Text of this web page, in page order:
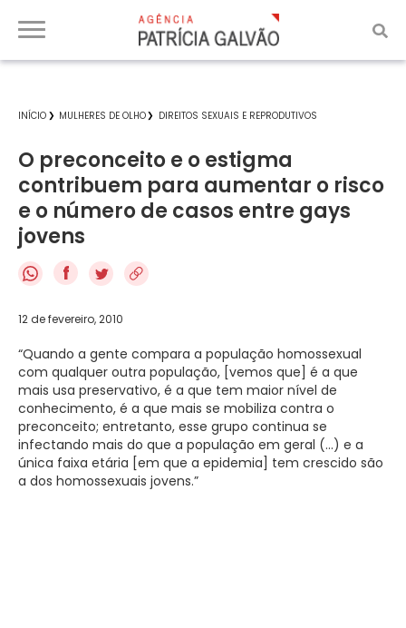
INÍCIO MULHERES DE OLHO DIREITOS SEXUAIS E REPRODUTIVOS
O preconceito e o estigma
contribuem para aumentar o risco
e o número de casos entre gays
jovens
f
12 de fevereiro, 2010
“Quando a gente compara a população homossexual
com qualquer outra população, [vemos que] é a que
mais usa preservativo, é a que tem maior nível de
conhecimento, é a que mais se mobiliza contra o
preconceito; entretanto, esse grupo continua se
infectando mais do que a população em geral (…) e a
única faixa etária [em que a epidemia] tem crescido são
a dos homossexuais jovens.”